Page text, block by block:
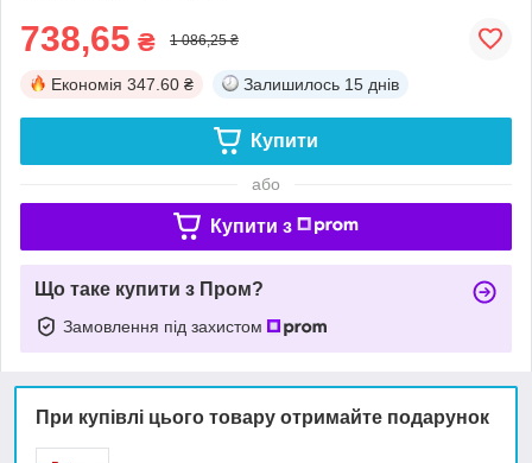
738,65 ₴ 1 086,25 ₴
Економія 347.60 ₴ Залишилось 15 днів
Купити
або
Купити з
Що таке купити з Пром?
Замовлення під захистом
При купівлі цього товару отримайте подарунок